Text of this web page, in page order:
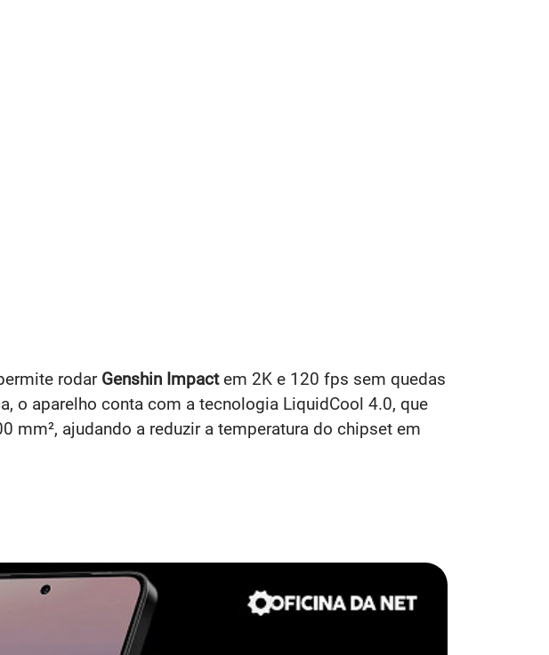
rodar Genshin Impactem 2K e 120 fps sem quedas
o aparelho conta com a tecnologia LiquidCool 4.0, que
ajudando a reduzir a temperatura do chipset em